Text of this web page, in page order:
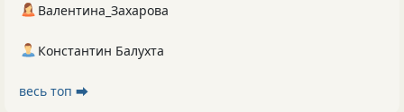
Валентина_Захарова
Константин Балухта
весь топ ⮕